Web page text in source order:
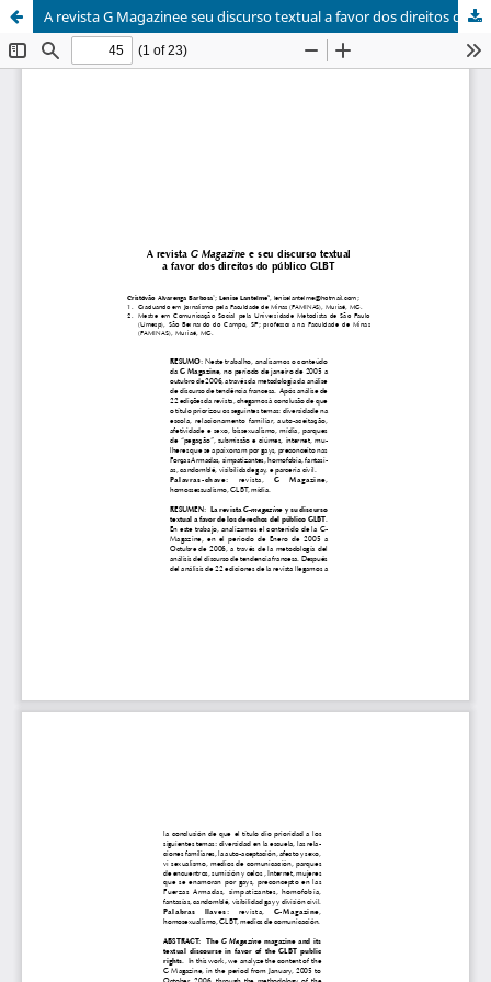
A revista G Magazinee seu discurso textual a favor dos direitos do público GLBT